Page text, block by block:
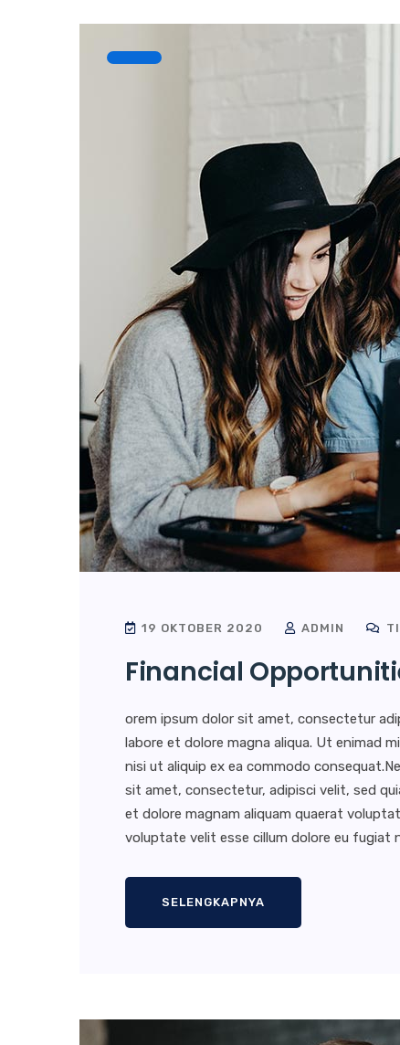
19 OKTOBER 2020 ADMIN
Financial
orem ipsum dolor sit amet, consectetur
labore et dolore magna aliqua. Ut enimad
nisi ut aliquip ex ea commodo
sit amet, consectetur, adipisci velit, sed
et dolore magnam aliquam quaerat
voluptate velit esse cillum dolore eu fugiat
SELENGKAPNYA